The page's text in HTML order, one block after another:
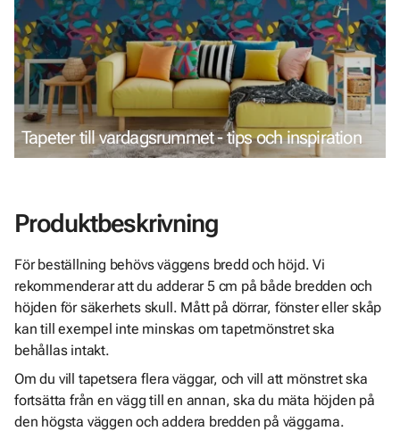
Tapeter till vardagsrummet - tips och inspiration
Produktbeskrivning
För beställning behövs väggens bredd och höjd. Vi
rekommenderar att du adderar 5 cm på både bredden och
höjden för säkerhets skull. Mått på dörrar, fönster eller skåp
kan till exempel inte minskas om tapetmönstret ska
behållas intakt.
Om du vill tapetsera flera väggar, och vill att mönstret ska
fortsätta från en vägg till en annan, ska du mäta höjden på
den högsta väggen och addera bredden på väggarna.